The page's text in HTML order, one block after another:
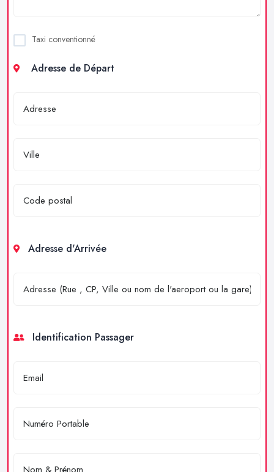
Taxi conventionné
Adresse de Départ
Adresse d'Arrivée
Identification Passager